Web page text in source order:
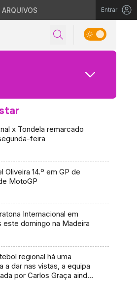
ARQUIVOS Entrar
x Tondela remarcado
feira
Oliveira 14.º em GP de
MotoGP
Internacional em
este domingo na Madeira
regional há uma
a dar nas vistas, a equipa
por Carlos Graça ainda